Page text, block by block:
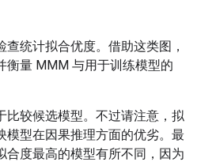
查统计拟合优度。借助这类图，
衡量 MMM 与用于训练模型的
比较候选模型。不过请注意，拟
模型在因果推理方面的优劣。最
合度最高的模型有所不同，因为